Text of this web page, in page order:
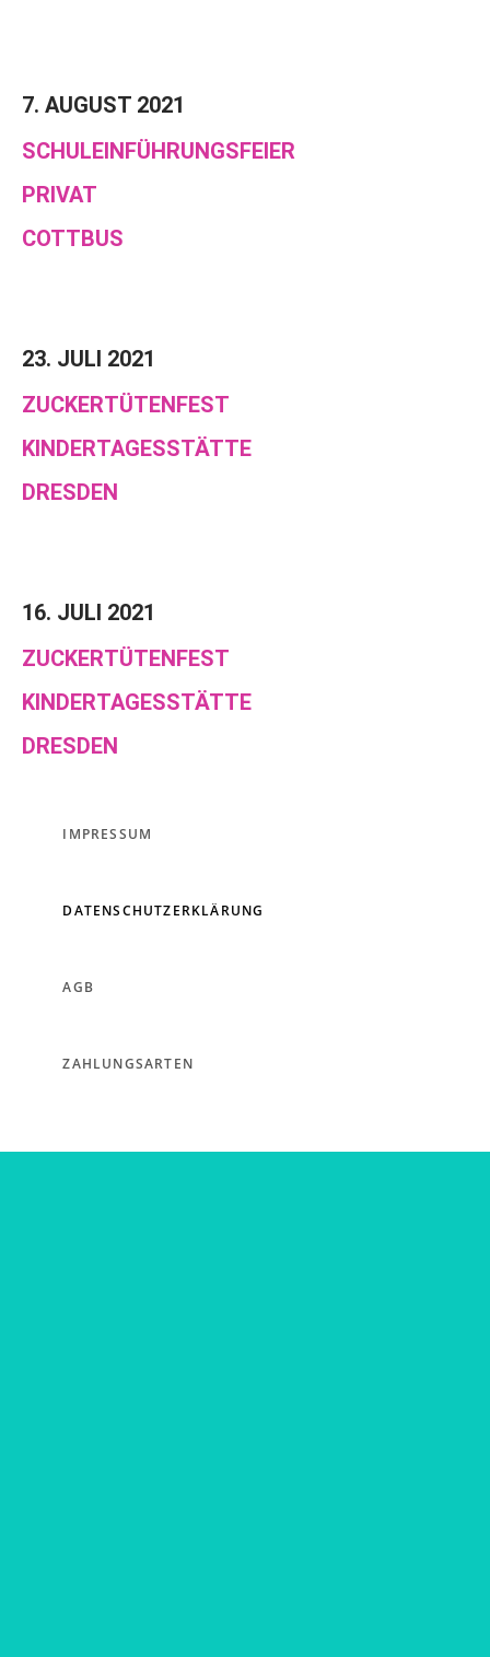
7. AUGUST 2021
SCHULEINFÜHRUNGSFEIER
PRIVAT
COTTBUS
23. JULI 2021
ZUCKERTÜTENFEST
KINDERTAGESSTÄTTE
DRESDEN
16. JULI 2021
ZUCKERTÜTENFEST
KINDERTAGESSTÄTTE
DRESDEN
IMPRESSUM
DATENSCHUTZERKLÄRUNG
AGB
ZAHLUNGSARTEN